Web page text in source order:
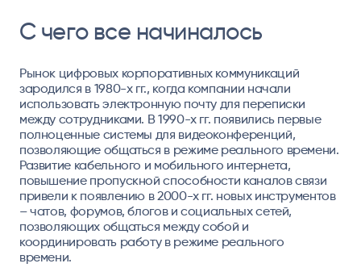
С чего все начиналось
Рынок цифровых корпоративных коммуникаций
зародился в 1980-х гг., когда компании начали
использовать электронную почту для переписки
между сотрудниками. В 1990-х гг. появились первые
полноценные системы для видеоконференций,
позволяющие общаться в режиме реального времени.
Развитие кабельного и мобильного интернета,
повышение пропускной способности каналов связи
привели к появлению в 2000-х гг. новых инструментов
– чатов, форумов, блогов и социальных сетей,
позволяющих общаться между собой и
координировать работу в режиме реального
времени.